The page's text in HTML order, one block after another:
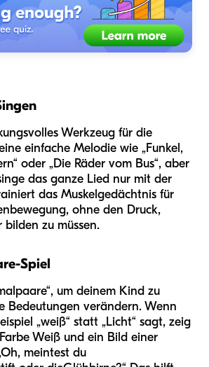
Werkzeug für die
einfache Melodie wie „Funkel,
oder „Die Räder vom Bus“, aber
das ganze Lied nur mit der
das Muskelgedächtnis für
ohne den Druck,
bilden zu müssen.
Spiel
um deinem Kind zu
Bedeutungen verändern. Wenn
„weiß“ statt „Licht“ sagt, zeig
Weiß und ein Bild einer
meintest du